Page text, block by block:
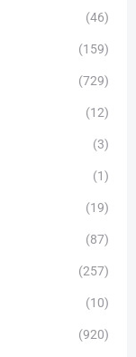
(46)
(159)
(729)
(12)
(3)
(1)
(19)
(87)
(257)
(10)
(920)